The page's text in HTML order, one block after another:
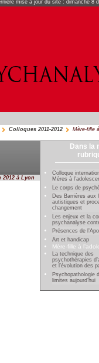
mise à jour du site : dimanche 8
Colloques 2011-2012 Mère-fille
Dans la
Colloque
Mères à
Le corps de
Des Barrières aux
autistiques et
changement
Les enjeux et la
psychanalyse
Présences de
Art et handicap
Mère-fille à
La technique des
psychothérapies
et l’évolution des
Psychopathologie
limites aujourd’hui
à Lyon